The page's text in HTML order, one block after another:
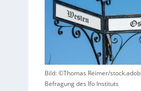
n
u
n
g
N
t
ä
t
v
e
r
e
t
z
u
f
h
Bild: ©Thomas Reimer/
Befragung des Ifo Instituts